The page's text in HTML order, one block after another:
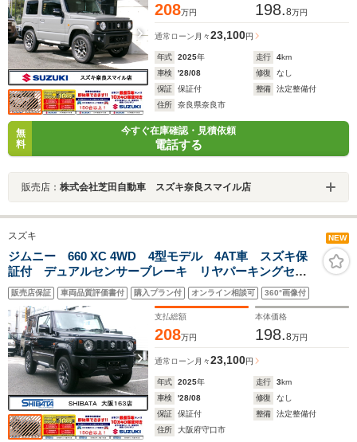
208万円 198.8万円
通常ローン 月々23,100円
年式 2025年 走行 4km
車検
'28/08 修復
なし
保証
保証付 整備
法定整備付
住所
奈良県奈良市
無
料
今すぐ在庫確認・見積依頼
電話する
販売店： 株式会社芝田自動車 スズキ奈良スマイル店
スズキ NEW
ジムニー 660 XC 4WD 4型モデル 4AT車 スズキ保
証付 デュアルセンサーブレーキ リヤパーキングセン
サー LEDヘッドランプ クルーズコントロール アイ
ドリングストップシステム オートライトシステム シ
ートヒーター
販売店保証 車両品質評価書付 購入プラン付 オンライン相談可 360°画像付
支払総額
208万円
本体価格
198.8万円
通常ローン 月々23,100円
年式 2025年 走行 3km
車検
'28/08 修復
なし
保証
保証付 整備
法定整備付
住所
大阪府守口市